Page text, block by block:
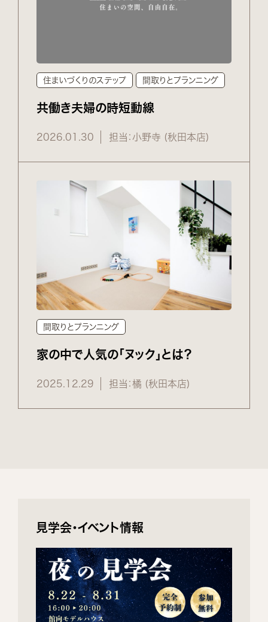
見学会・イベント情報
住まいづくりのステップ 間取りとプランニング
共働き夫婦の時短動線
2026.01.30 担当：小野寺 (秋田本店)
間取りとプランニング
家の中で人気の「ヌック」とは？
2025.12.29 担当：橘 (秋田本店)